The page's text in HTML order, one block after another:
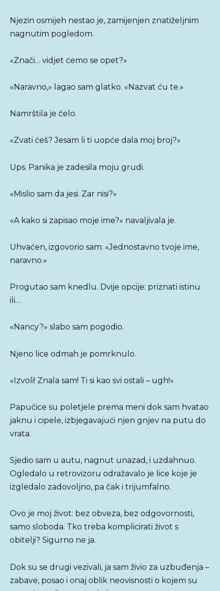
Njezin osmijeh nestao je, zamijenjen znatiželjnim
nagnutim pogledom.
«Znači… vidjet ćemo se opet?»
«Naravno,» lagao sam glatko. «Nazvat ću te.»
Namrštila je čelo.
«Zvati ćeš? Jesam li ti uopće dala moj broj?»
Ups. Panika je zadesila moju grudi.
«Mislio sam da jesi. Zar nisi?»
«A kako si zapisao moje ime?» navaljivala je.
Uhvaćen, izgovorio sam: «Jednostavno tvoje ime,
naravno.»
Progutao sam knedlu. Dvije opcije: priznati istinu
ili…
«Nancy?» slabo sam pogodio.
Njeno lice odmah je pomrknulo.
«Izvoli! Znala sam! Ti si kao svi ostali – ugh!»
Papučice su poletjele prema meni dok sam hvatao
jaknu i cipele, izbjegavajući njen gnjev na putu do
vrata.
Sjedio sam u autu, nagnut unazad, i uzdahnuo.
Ogledalo u retrovizoru odražavalo je lice koje je
izgledalo zadovoljno, pa čak i trijumfalno.
Ovo je moj život: bez obveza, bez odgovornosti,
samo sloboda. Tko treba komplicirati život s
obitelji? Sigurno ne ja.
Dok su se drugi vezivali, ja sam živio za uzbuđenja –
zabave, posao i onaj oblik neovisnosti o kojem su